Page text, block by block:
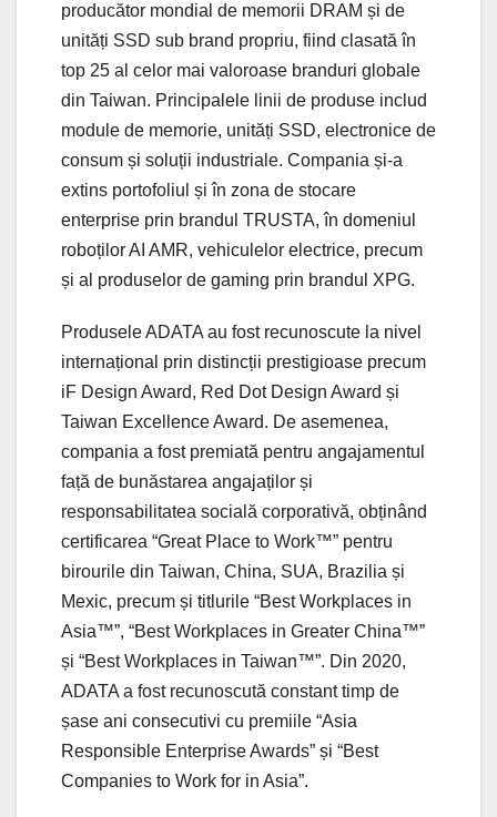
producător mondial de memorii DRAM și de
unități SSD sub brand propriu, fiind clasată în
top 25 al celor mai valoroase branduri globale
din Taiwan. Principalele linii de produse includ
module de memorie, unități SSD, electronice de
consum și soluții industriale. Compania și-a
extins portofoliul și în zona de stocare
enterprise prin brandul TRUSTA, în domeniul
roboților AI AMR, vehiculelor electrice, precum
și al produselor de gaming prin brandul XPG.
Produsele ADATA au fost recunoscute la nivel
internațional prin distincții prestigioase precum
iF Design Award, Red Dot Design Award și
Taiwan Excellence Award. De asemenea,
compania a fost premiată pentru angajamentul
față de bunăstarea angajaților și
responsabilitatea socială corporativă, obținând
certificarea “Great Place to Work™” pentru
birourile din Taiwan, China, SUA, Brazilia și
Mexic, precum și titlurile “Best Workplaces in
Asia™”, “Best Workplaces in Greater China™”
și “Best Workplaces in Taiwan™”. Din 2020,
ADATA a fost recunoscută constant timp de
șase ani consecutivi cu premiile “Asia
Responsible Enterprise Awards” și “Best
Companies to Work for in Asia”.